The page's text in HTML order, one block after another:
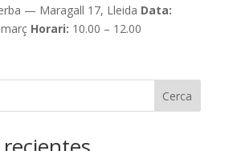
— Maragall 17, Lleida Data:
Horari: 10.00 – 12.00
Cerca